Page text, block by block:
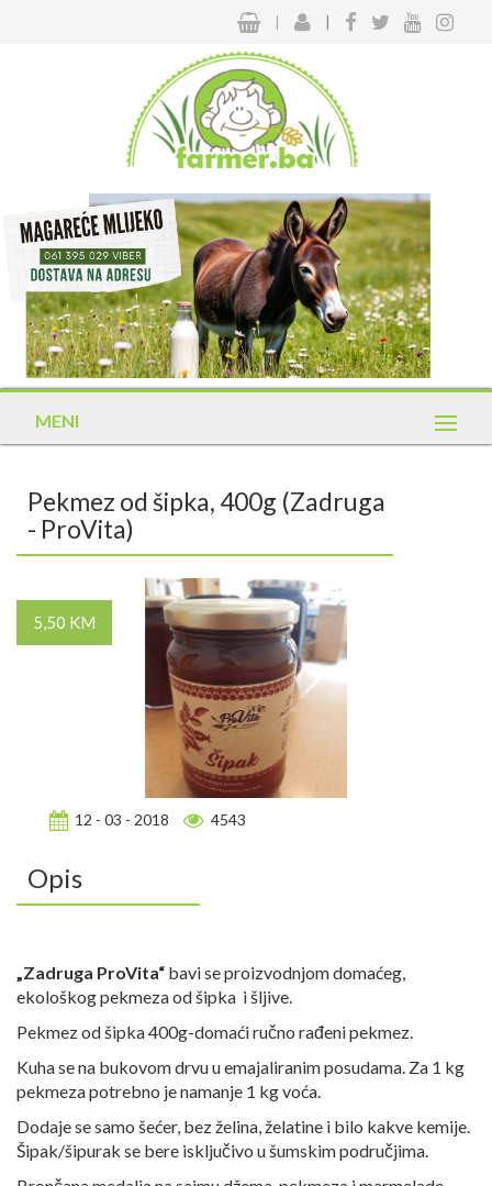
| |
MENI
Pekmez od šipka, 400g (Zadruga
- ProVita)
5,50 KM
12 - 03 - 2018 4543
Opis
„Zadruga ProVita“ bavi se proizvodnjom domaćeg,
ekološkog pekmeza od šipka i šljive.
Pekmez od šipka 400g-domaći ručno rađeni pekmez.
Kuha se na bukovom drvu u emajaliranim posudama. Za 1 kg
pekmeza potrebno je namanje 1 kg voća.
Dodaje se samo šećer, bez želina, želatine i bilo kakve kemije.
Šipak/šipurak se bere isključivo u šumskim područjima.